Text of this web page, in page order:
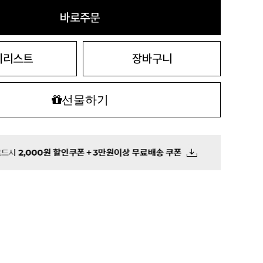
바로주문
리스트 장바구니
선물하기